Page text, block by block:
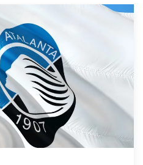
voci
pilastro
Sarri